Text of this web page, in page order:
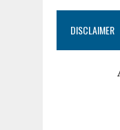
DISCLAIMER